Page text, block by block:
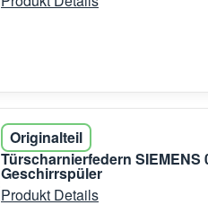
Originalteil
Türscharnierfedern
Geschirrspüler
Produkt Details